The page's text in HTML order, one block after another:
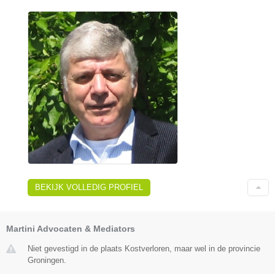
BEKIJK VOLLEDIG PROFIEL
Martini Advocaten & Mediators
Niet gevestigd in de plaats Kostverloren, maar wel in de provincie
Groningen.